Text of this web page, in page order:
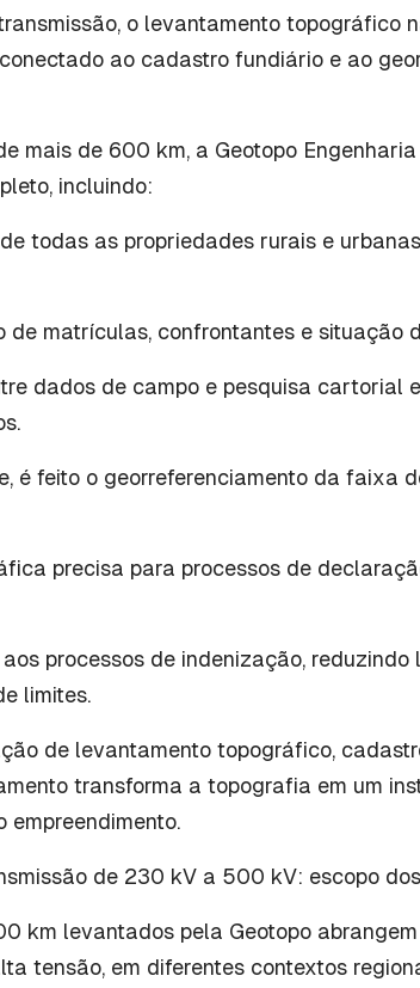
o levantamento topográfico
ao cadastro fundiário e ao
mais de 600 km, a Geotopo
incluindo:
todas as propriedades rurais e
de matrículas, confrontantes e situação
dados de campo e pesquisa cartorial
é feito o georreferenciamento da faixa
precisa para processos de
processos de indenização, reduzindo
limites.
de levantamento topográfico,
transforma a topografia em um
empreendimento.
de 230 kV a 500 kV: escopo
km levantados pela Geotopo
tensão, em diferentes contextos